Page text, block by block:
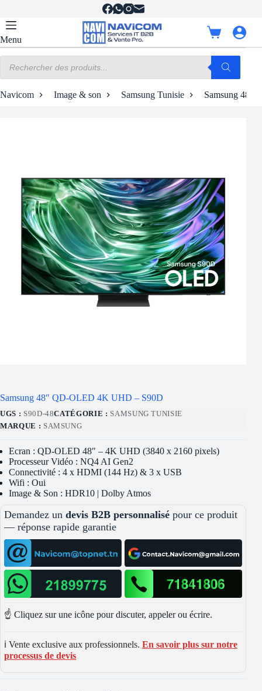
contenu
Menu
Panier
d’achat
produits
Navicom Image & son Samsung Tunisie Samsung 48″
Samsung 48″ QD-OLED 4K UHD – S90D
UGS : S90D-48CATÉGORIE : SAMSUNG TUNISIE
MARQUE : SAMSUNG
Ecran : QD-OLED 48″ – 4K UHD (3840 x 2160 pixels)
Processeur Vidéo : NQ4 AI Gen2
Connectivité : 4 x HDMI (144 Hz) & 3 x USB
Wifi : Oui
Image & Son : HDR10 | Dolby Atmos
Demandez un devis B2B personnalisé pour ce produit
— réponse rapide garantie
☝️ Cliquez sur une icône pour discuter, appeler ou écrire.
ℹ️ Vente exclusive aux professionnels. En savoir plus sur notre
processus de devis